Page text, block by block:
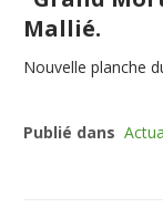
Mallié.
Nouvelle planche
Publié dans